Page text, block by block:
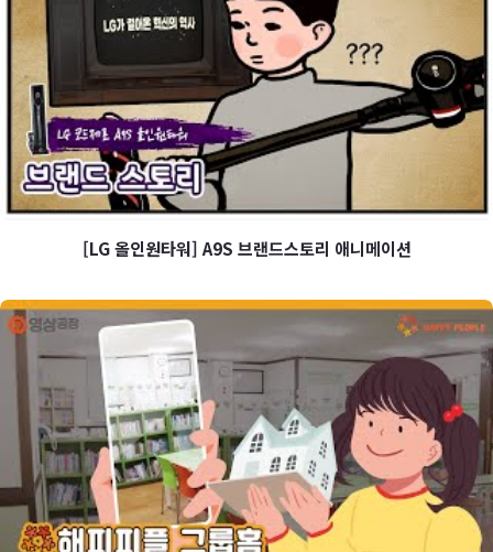
[LG 오브제] 타이틀 애니메이션
[LG 올인원타워] A9S 브랜드스토
리 애니메이션
[LG 올인원타워] A9S 브랜드스토리 애니메이션